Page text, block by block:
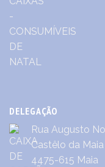
DELEGAÇÃO
Rua Augusto
Castêlo da Maia
4475-615 Maia